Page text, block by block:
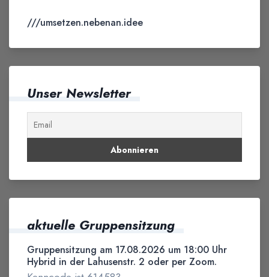
///umsetzen.nebenan.idee
Unser Newsletter
aktuelle Gruppensitzung
Gruppensitzung am 17.08.2026 um 18:00 Uhr
Hybrid in der Lahusenstr. 2 oder per Zoom.